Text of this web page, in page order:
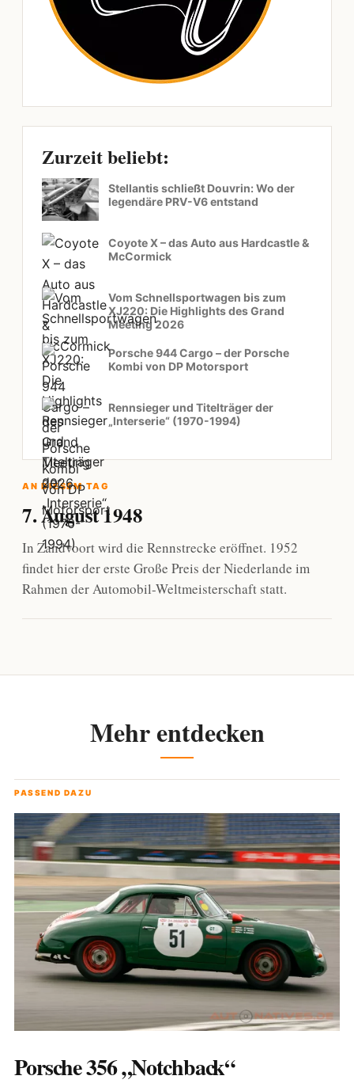
Zurzeit beliebt:
Stellantis schließt Douvrin: Wo der
legendäre PRV-V6 entstand
Coyote X – das Auto aus Hardcastle &
McCormick
Vom Schnellsportwagen bis zum
XJ220: Die Highlights des Grand
Meeting 2026
Porsche 944 Cargo – der Porsche
Kombi von DP Motorsport
Rennsieger und Titelträger der
„Interserie“ (1970-1994)
AN DIESEM TAG
7. August 1948
In Zandvoort wird die Rennstrecke eröffnet. 1952
findet hier der erste Große Preis der Niederlande im
Rahmen der Automobil-Weltmeisterschaft statt.
Mehr entdecken
PASSEND DAZU
Porsche 356 „Notchback“